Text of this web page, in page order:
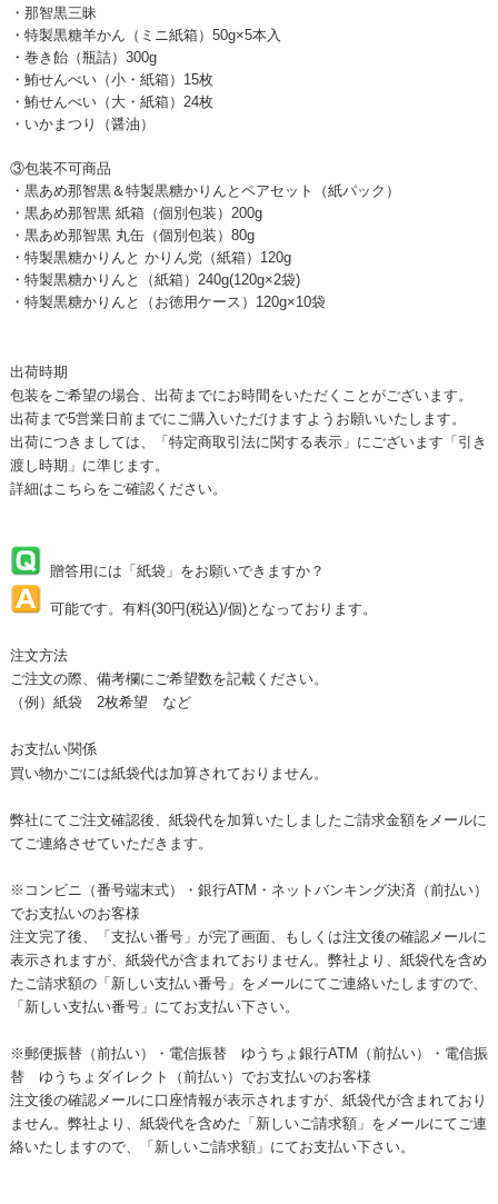
・那智黒三昧
・特製黒糖羊かん（ミニ紙箱）50g×5本入
・巻き飴（瓶詰）300g
・鮪せんべい（小・紙箱）15枚
・鮪せんべい（大・紙箱）24枚
・いかまつり（醤油）
③包装不可商品
・黒あめ那智黒＆特製黒糖かりんとペアセット（紙パック）
・黒あめ那智黒 紙箱（個別包装）200g
・黒あめ那智黒 丸缶（個別包装）80g
・特製黒糖かりんと かりん党（紙箱）120g
・特製黒糖かりんと（紙箱）240g(120g×2袋)
・特製黒糖かりんと（お徳用ケース）120g×10袋
出荷時期
包装をご希望の場合、出荷までにお時間をいただくことがございます。
出荷まで5営業日前までにご購入いただけますようお願いいたします。
出荷につきましては、「特定商取引法に関する表示」にございます「引き
渡し時期」に準じます。
詳細はこちら をご確認ください。
贈答用には「紙袋」をお願いできますか？
可能です。有料(30円(税込)/個)となっております。
注文方法
ご注文の際、備考欄にご希望数を記載ください。
（例）紙袋 2枚希望 など
お支払い関係
買い物かごには紙袋代は加算されておりません。
弊社にてご注文確認後、紙袋代を加算いたしましたご請求金額をメールに
てご連絡させていただきます。
※コンビニ（番号端末式）・銀行ATM・ネットバンキング決済（前払い）
でお支払いのお客様
注文完了後、「支払い番号」が完了画面、もしくは注文後の確認メールに
表示されますが、紙袋代が含まれておりません。弊社より、紙袋代を含め
たご請求額の「新しい支払い番号」をメールにてご連絡いたしますので、
「新しい支払い番号」にてお支払い下さい。
※郵便振替（前払い）・電信振替 ゆうちょ銀行ATM（前払い）・電信振
替 ゆうちょダイレクト（前払い）でお支払いのお客様
注文後の確認メールに口座情報が表示されますが、紙袋代が含まれており
ません。弊社より、紙袋代を含めた「新しいご請求額」をメールにてご連
絡いたしますので、「新しいご請求額」にてお支払い下さい。